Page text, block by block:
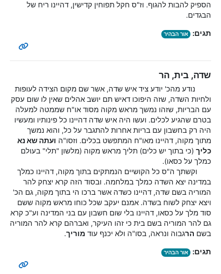
הספיק להבות להגוף. וז"ס חקל תפוחין קדישין, דהיינו ריח של
הבגדים.
תגים: אור הבהיר
שדה, בית, הר
נודע מהכ' יודע ציד איש שדה, אשר שם מקום הצידה לעופות
ולחיות השדה, שזה היפוכו דאיש תם יושב אהלים שאין לו שום עסק
עם הבריות, שזהו נמשך מראש מקוה מסוד או"ח שממטה למעלה
בטרם שהגיע לכלים. ועשו היה איש שדה דהיינו כל פינותיו ומעשיו
היה רק בחשבון עם בריות אחרות להתגבר על כל, והוא נמשך
מתוך מקוה, דהיינו מאו"ח המתפשט בכלים. וזסו"ה ועתה שא נא
כליך (כי בתוך יש כלים) תליך מראש מקוה (מלשון "תלי" בעולם
כמלך על כסאו).
וקשתך ה"ס כל הקושיים הנמתקים בתוך מקוה, דהיינו כמלך
במדינה יצא השדה כמלך במלחמה. ובסוד הזה קרא יצחק להר
המוריה בשם שדה, דהיינו כשדה אשר ברכו הי בתוך מקוה, גם הכ'
ויצא יצחק לשוח בשדה. אמנם יעקב שכל כוחו מראש מקוה ששם
סוד מלך על כסאו, דהיינו בלי שום חשבון עם בני המדינה וע"כ קרא
גם להר המוריה בשם בית כי זהו העיקר, ואברהם קרא להר המוריה
בשם הרגבוה ונראה, בסו"ה ולא יכנף עוד מוריך.
תגים: אור הבהיר